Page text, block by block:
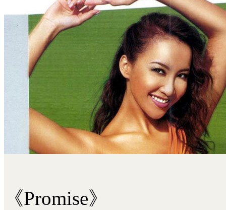
《Promise》